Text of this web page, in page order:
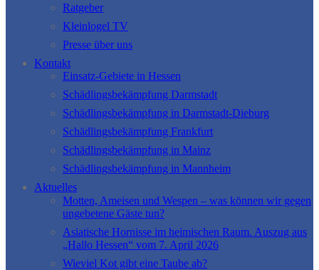
Ratgeber
Kleinlogel TV
Presse über uns
Kontakt
Einsatz-Gebiete in Hessen
Schädlingsbekämpfung Darmstadt
Schädlingsbekämpfung in Darmstadt-Dieburg
Schädlingsbekämpfung Frankfurt
Schädlingsbekämpfung in Mainz
Schädlingsbekämpfung in Mannheim
Aktuelles
Motten, Ameisen und Wespen – was können wir gegen
ungebetene Gäste tun?
Asiatische Hornisse im heimischen Raum. Auszug aus
„Hallo Hessen“ vom 7. April 2026
Wieviel Kot gibt eine Taube ab?